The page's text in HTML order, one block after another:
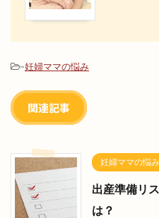
-妊婦ママの悩み
関連記事
妊婦ママの悩み
出産準備リ
は？